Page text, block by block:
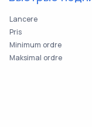
Lancere
Pris
Minimum ordre
Maksimal ordre